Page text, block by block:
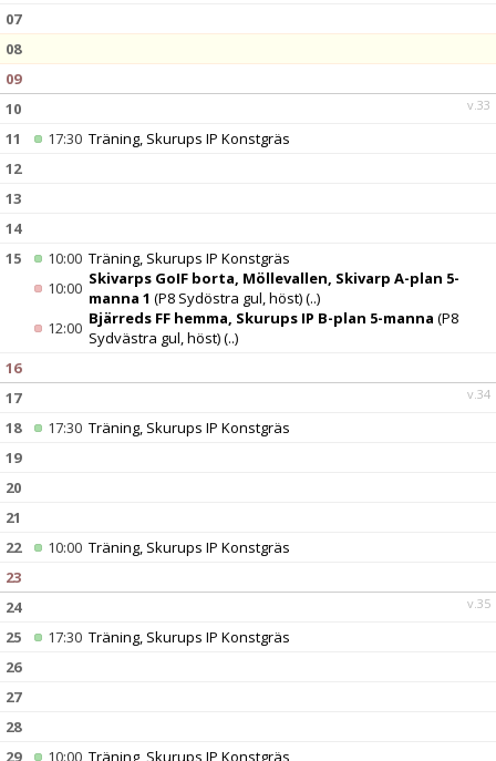
07
08
09
v.33
10
11
17:30 Träning, Skurups IP Konstgräs
12
13
14
15
10:00 Träning, Skurups IP Konstgräs
10:00 Skivarps GoIF borta, Möllevallen, Skivarp A-plan 5-
manna 1 (P8 Sydöstra gul, höst)(..)
12:00 Bjärreds FF hemma, Skurups IP B-plan 5-manna (P8
Sydvästra gul, höst)(..)
16
v.34
17
18
17:30 Träning, Skurups IP Konstgräs
19
20
21
22
10:00 Träning, Skurups IP Konstgräs
23
v.35
24
25
17:30 Träning, Skurups IP Konstgräs
26
27
28
29
10:00 Träning, Skurups IP Konstgräs